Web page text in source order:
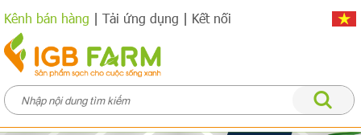
Kênh bán hàng | Tải ứng dụng | Kết nối